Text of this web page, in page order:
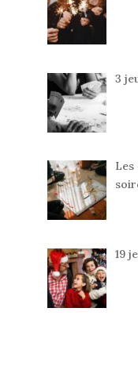
3
Les
19